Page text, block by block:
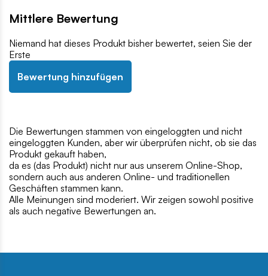
Mittlere Bewertung
Niemand hat dieses Produkt bisher bewertet, seien Sie der
Erste
Bewertung hinzufügen
Die Bewertungen stammen von eingeloggten und nicht
eingeloggten Kunden, aber wir überprüfen nicht, ob sie das
Produkt gekauft haben,
da es (das Produkt) nicht nur aus unserem Online-Shop,
sondern auch aus anderen Online- und traditionellen
Geschäften stammen kann.
Alle Meinungen sind moderiert. Wir zeigen sowohl positive
als auch negative Bewertungen an.